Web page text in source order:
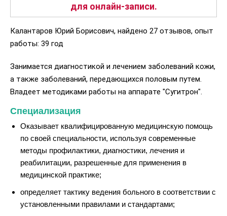
для онлайн-записи.
Калантаров Юрий Борисович, найдено 27 отзывов, опыт
работы: 39 год
Занимается диагностикой и лечением заболеваний кожи,
а также заболеваний, передающихся половым путем.
Владеет методиками работы на аппарате "Сугитрон".
Специализация
Оказывает квалифицированную медицинскую помощь
по своей специальности, используя современные
методы профилактики, диагностики, лечения и
реабилитации, разрешенные для применения в
медицинской практике;
определяет тактику ведения больного в соответствии с
установленными правилами и стандартами;